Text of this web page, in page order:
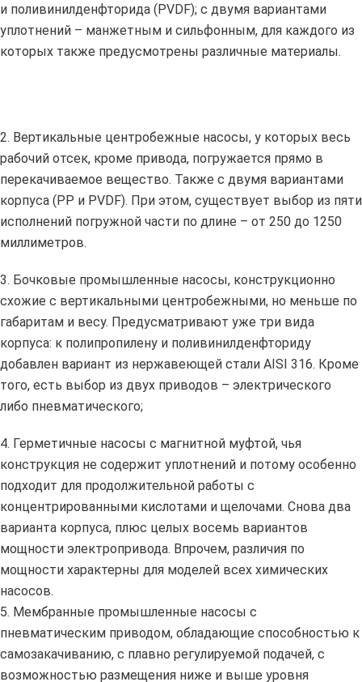
и поливинилденфторида (PVDF); с двумя вариантами
уплотнений – манжетным и сильфонным, для каждого из
которых также предусмотрены различные материалы.
2. Вертикальные центробежные насосы, у которых весь
рабочий отсек, кроме привода, погружается прямо в
перекачиваемое вещество. Также с двумя вариантами
корпуса (PP и PVDF). При этом, существует выбор из пяти
исполнений погружной части по длине – от 250 до 1250
миллиметров.
3. Бочковые промышленные насосы, конструкционно
схожие с вертикальными центробежными, но меньше по
габаритам и весу. Предусматривают уже три вида
корпуса: к полипропилену и поливинилденфториду
добавлен вариант из нержавеющей стали AISI 316. Кроме
того, есть выбор из двух приводов – электрического
либо пневматического;
4. Герметичные насосы с магнитной муфтой, чья
конструкция не содержит уплотнений и потому особенно
подходит для продолжительной работы с
концентрированными кислотами и щелочами. Снова два
варианта корпуса, плюс целых восемь вариантов
мощности электропривода. Впрочем, различия по
мощности характерны для моделей всех химических
насосов.
5. Мембранные промышленные насосы с
пневматическим приводом, обладающие способностью к
самозакачиванию, с плавно регулируемой подачей, с
возможностью размещения ниже и выше уровня